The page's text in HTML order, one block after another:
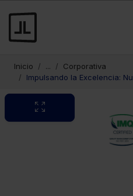
Inicio ...
Corporativa
Impulsando la Excelencia: